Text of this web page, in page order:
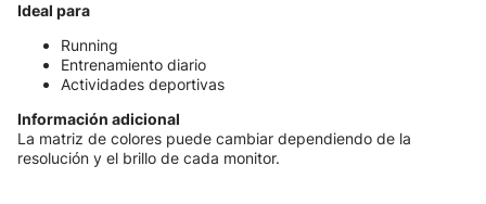
Ideal para
Running
Entrenamiento diario
Actividades deportivas
Información adicional
La matriz de colores puede cambiar dependiendo de la
resolución y el brillo de cada monitor.